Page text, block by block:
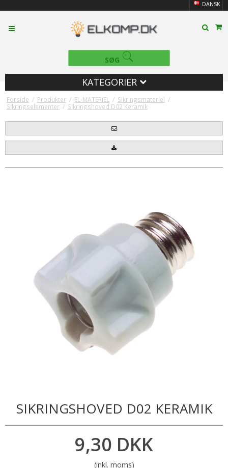
DANSK
SØG
KATEGORIER
Forside / Produkter / EL-MATERIEL / Sikringsmateriel /
Sikringselementer / Sikringshoved D02 Keramik
SIKRINGSHOVED D02 KERAMIK
9,30 DKK
(inkl. moms)